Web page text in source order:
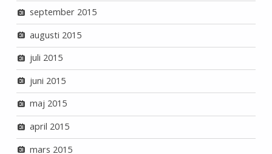
september 2015
augusti 2015
juli 2015
juni 2015
maj 2015
april 2015
mars 2015